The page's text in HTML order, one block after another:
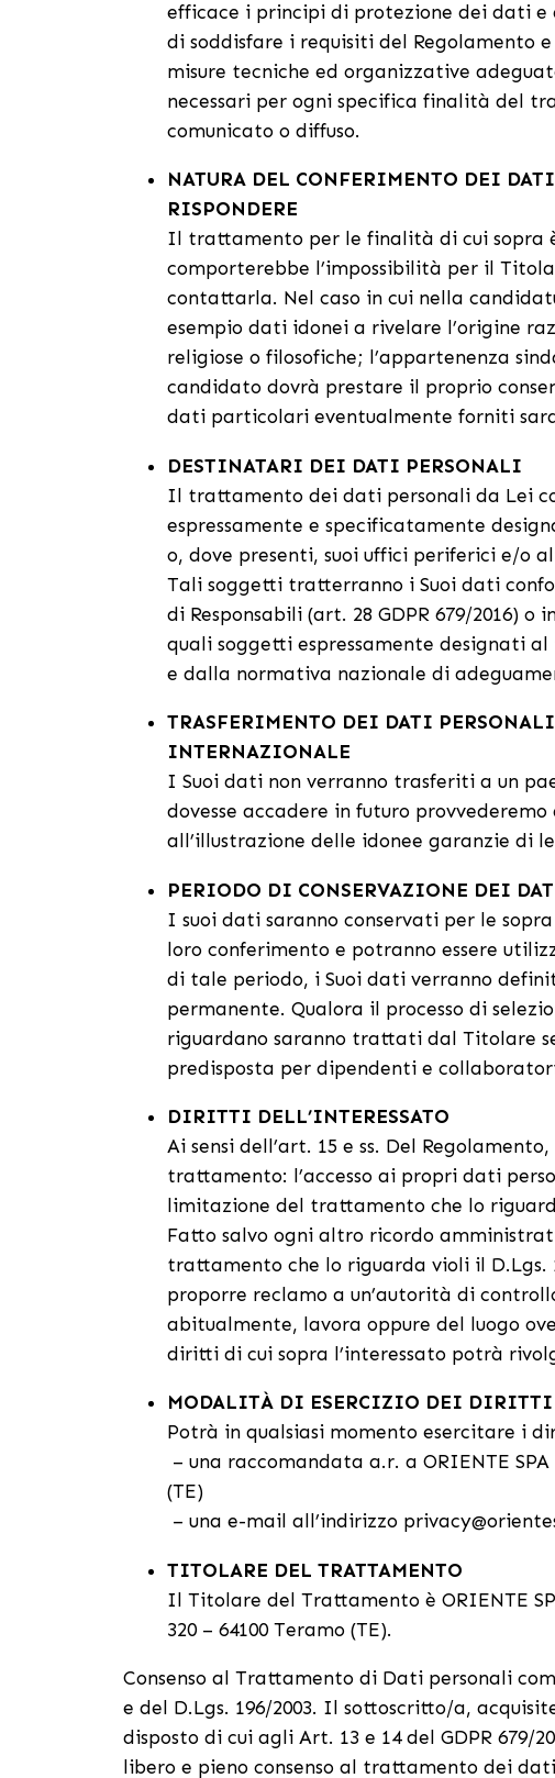
efficace i principi di protezione dei dati
di soddisfare i requisiti del
misure tecniche ed organizzative
necessari per ogni specifica finalità del
comunicato o diffuso.
NATURA DEL CONFERIMENTO DEI
RISPONDERE
Il trattamento per le finalità di cui sopra
comporterebbe l’impossibilità per il
contattarla. Nel caso in cui nella
esempio dati idonei a rivelare l’origine
religiose o filosofiche; l’appartenenza
candidato dovrà prestare il proprio
dati particolari eventualmente forniti
DESTINATARI DEI DATI PERSONALI
Il trattamento dei dati personali da Lei
espressamente e specificatamente
o, dove presenti, suoi uffici periferici e/o
Tali soggetti tratterranno i Suoi dati
di Responsabili (art. 28 GDPR 679/2016)
quali soggetti espressamente designati
e dalla normativa nazionale di
TRASFERIMENTO DEI DATI
INTERNAZIONALE
I Suoi dati non verranno trasferiti a un
dovesse accadere in futuro
all’illustrazione delle idonee garanzie di
PERIODO DI CONSERVAZIONE DEI
I suoi dati saranno conservati per le
loro conferimento e potranno essere
di tale periodo, i Suoi dati verranno
permanente. Qualora il processo di
riguardano saranno trattati dal Titolare
predisposta per dipendenti e
DIRITTI DELL’INTERESSATO
Ai sensi dell’art. 15 e ss. Del
trattamento: l’accesso ai propri dati
limitazione del trattamento che lo
Fatto salvo ogni altro ricordo
trattamento che lo riguarda violi il D.Lgs.
proporre reclamo a un’autorità di
abitualmente, lavora oppure del luogo
diritti di cui sopra l’interessato potrà
MODALITÀ DI ESERCIZIO DEI DIRITTI
Potrà in qualsiasi momento esercitare i
– una raccomandata a.r. a ORIENTE
(TE)
– una e-mail all’indirizzo
TITOLARE DEL TRATTAMENTO
Il Titolare del Trattamento è ORIENTE
320 – 64100 Teramo (TE).
Consenso al Trattamento di Dati personali
e del D.Lgs. 196/2003. Il sottoscritto/a,
disposto di cui agli Art. 13 e 14 del GDPR 679/
libero e pieno consenso al trattamento dei